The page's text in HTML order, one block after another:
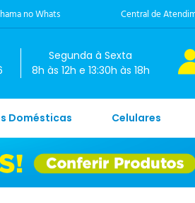
no Whats Central de
Segunda à Sexta
8h às 12h e 13:30h às 18h
Domésticas Celulares